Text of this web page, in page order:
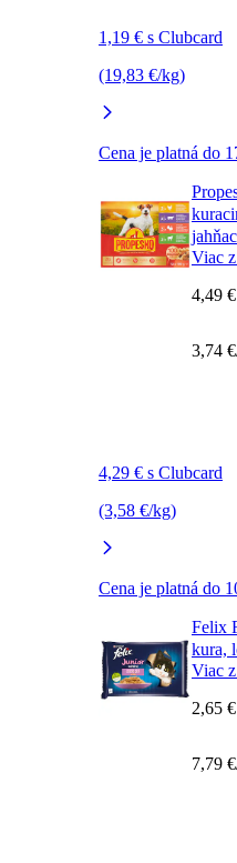
1,19 € s Clubcard
(19,83 €/kg)
Cena je platná do
Viac
4,29 € s Clubcard
(3,58 €/kg)
Cena je platná do
4,49 €
3,74
Felix
kura,
Viac
2,65 €
7,79